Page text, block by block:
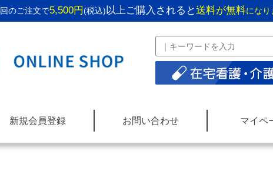
のご注文で5,500円(税込)以上ご購入されると送料が無料になり
新規会員登録 お問い合わせ マイペ